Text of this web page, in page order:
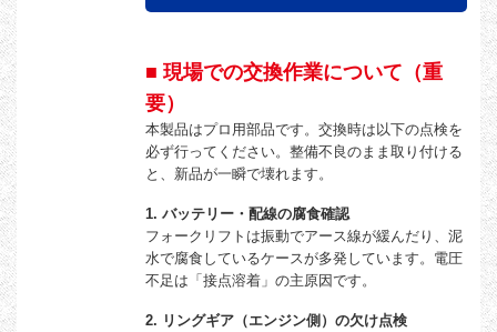
■ 現場での交換作業について（重
要）
本製品はプロ用部品です。交換時は以下の点検を
必ず行ってください。整備不良のまま取り付ける
と、新品が一瞬で壊れます。
1. バッテリー・配線の腐食確認
フォークリフトは振動でアース線が緩んだり、泥
水で腐食しているケースが多発しています。電圧
不足は「接点溶着」の主原因です。
2. リングギア（エンジン側）の欠け点検